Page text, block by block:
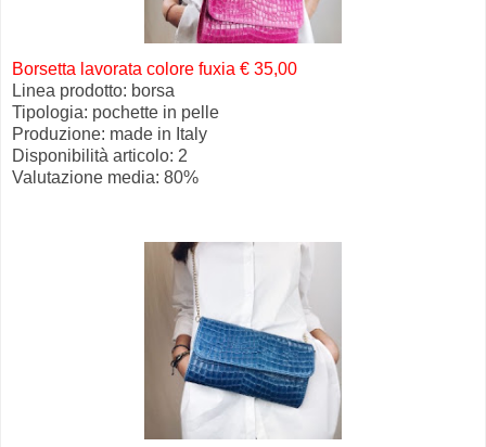
Borsetta lavorata colore fuxia € 35,00
Linea prodotto: borsa
Tipologia: pochette in pelle
Produzione: made in Italy
Disponibilità articolo: 2
Valutazione media: 80%